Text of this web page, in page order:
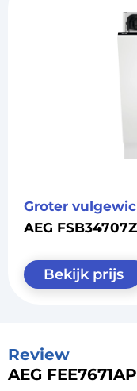
Groter
AEG
Bekijk prijs
Review
AEG